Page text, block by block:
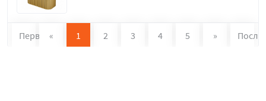
Первая « 1 2 3 4 5 »